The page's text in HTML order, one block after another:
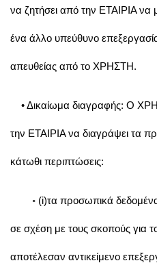
να ζητήσει από την ΕΤΑΙΡΙΑ να
ένα άλλο υπεύθυνο
απευθείας από το ΧΡΗΣΤΗ.
• Δικαίωμα διαγραφής: Ο
την ΕΤΑΙΡΙΑ να διαγράψει τα
κάτωθι περιπτώσεις:
◦ (i)τα προσωπικά δεδομένα
σε σχέση με τους σκοπούς για
αποτέλεσαν αντικείμενο